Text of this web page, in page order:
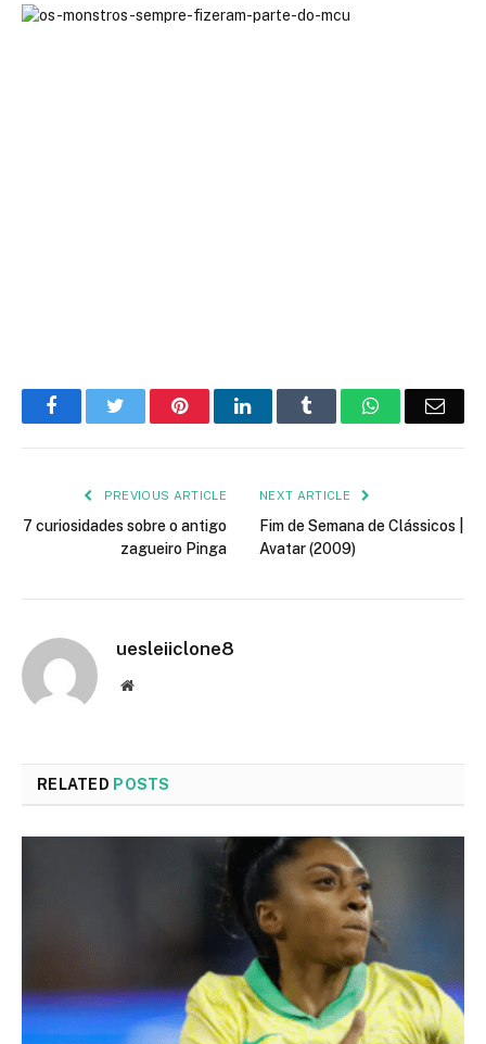
FacebookTwitter PinterestLinkedIn Tumblr WhatsApp
PREVIOUS ARTICLE
7 curiosidades sobre o antigo
zagueiro Pinga
NEXT ARTICLE
Fim de Semana de Clássicos |
Avatar (2009)
uesleiiclone8
Website
RELATED POSTS